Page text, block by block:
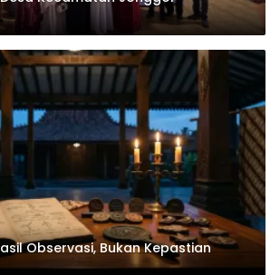
Observasi, Bukan Kepastian